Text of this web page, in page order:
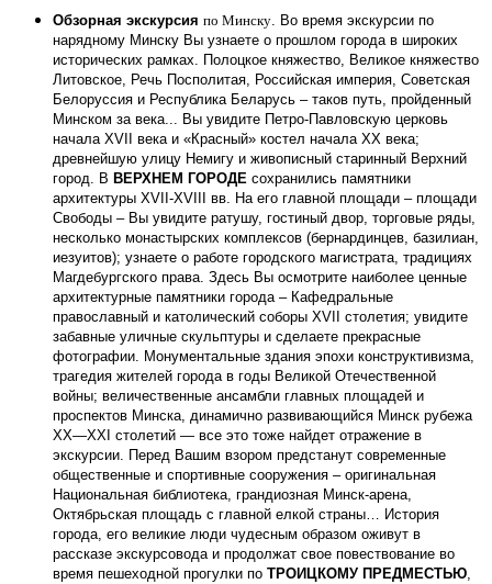
Обзорная экскурсия по Минску. Во время экскурсии по
нарядному Минску Вы узнаете о прошлом города в широких
исторических рамках. Полоцкое княжество, Великое княжество
Литовское, Речь Посполитая, Российская империя, Советская
Белоруссия и Республика Беларусь – таков путь, пройденный
Минском за века... Вы увидите Петро-Павловскую церковь
начала ХVII века и «Красный» костел начала ХХ века;
древнейшую улицу Немигу и живописный старинный Верхний
город. В ВЕРХНЕМ ГОРОДЕ сохранились памятники
архитектуры XVII -XVIII вв. На его главной площади – площади
Свободы – Вы увидите ратушу, гостиный двор, торговые ряды,
несколько монастырских комплексов (бернардинцев, базилиан,
иезуитов); узнаете о работе городского магистрата, традициях
Магдебургского права. Здесь Вы осмотрите наиболее ценные
архитектурные памятники города – Кафедральные
православный и католический соборы ХVII столетия; увидите
забавные уличные скульптуры и сделаете прекрасные
фотографии. Монументальные здания эпохи конструктивизма,
трагедия жителей города в годы Великой Отечественной
войны; величественные ансамбли главных площадей и
проспектов Минска, динамично развивающийся Минск рубежа
ХХ—ХХI столетий — все это тоже найдет отражение в
экскурсии. Перед Вашим взором предстанут современные
общественные и спортивные сооружения – оригинальная
Национальная библиотека, грандиозная Минск-арена,
Октябрьская площадь с главной елкой страны… История
города, его великие люди чудесным образом оживут в
рассказе экскурсовода и продолжат свое повествование во
время пешеходной прогулки по ТРОИЦКОМУ ПРЕДМЕСТЬЮ,